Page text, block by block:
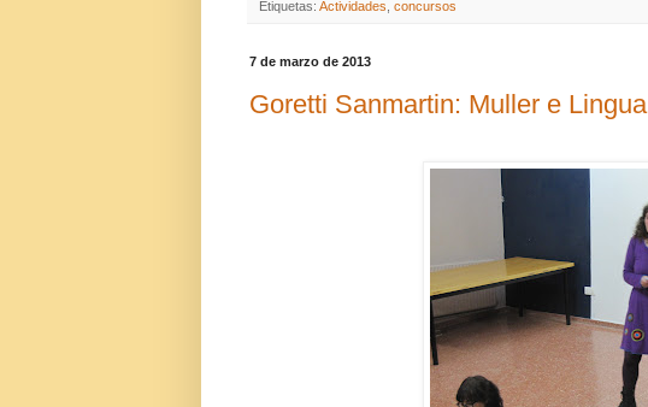
Etiquetas: Actividades, concursos
7 de marzo de 2013
Goretti Sanmartin: Muller e Lingua